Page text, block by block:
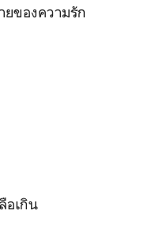
ยของความรัก
อเกิน